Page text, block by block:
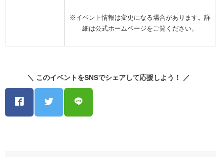
※イベント情報は変更になる場合があります。詳
細は公式ホームページをご覧ください。
＼ このイベントをSNSでシェアして応援しよう！ ／